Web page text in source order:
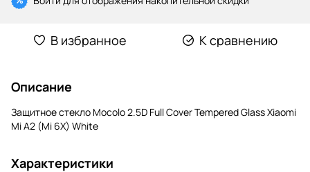
В избранное К сравнению
Описание
Защитное стекло Mocolo 2.5D Full Cover Tempered Glass Xiaomi
Mi A2 (Mi 6X) White
Характеристики